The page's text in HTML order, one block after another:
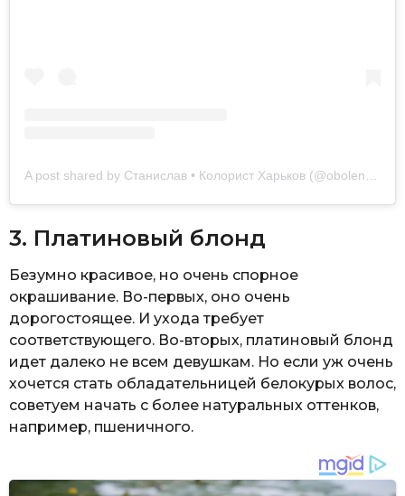
3. Платиновый блонд
Безумно красивое, но очень спорное
окрашивание. Во-первых, оно очень
дорогостоящее. И ухода требует
соответствующего. Во-вторых, платиновый блонд
идет далеко не всем девушкам. Но если уж очень
хочется стать обладательницей белокурых волос,
советуем начать с более натуральных оттенков,
например, пшеничного.